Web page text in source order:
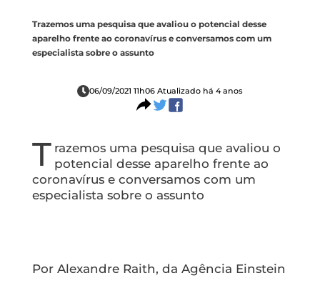
Trazemos uma pesquisa que avaliou o potencial desse
aparelho frente ao coronavírus e conversamos com um
especialista sobre o assunto
06/09/2021 11h06 Atualizado há 4 anos
T razemos uma pesquisa que avaliou o
potencial desse aparelho frente ao
coronavírus e conversamos com um
especialista sobre o assunto
Por Alexandre Raith, da Agência Einstein